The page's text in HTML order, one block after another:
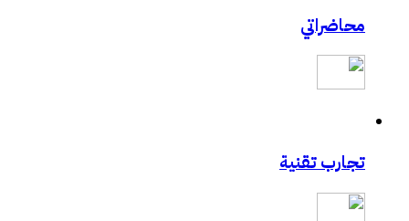
محاضراتي
تجارب تقنية